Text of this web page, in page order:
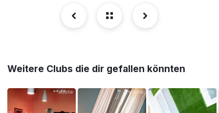
Weitere Clubs die dir gefallen könnten